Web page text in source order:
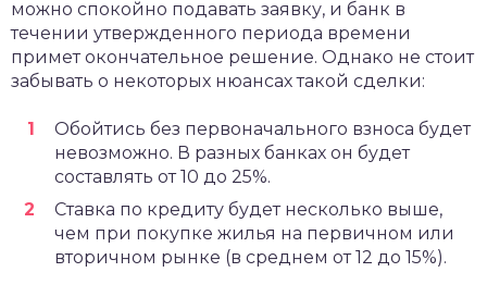
можно спокойно подавать заявку, и банк в
течении утвержденного периода времени
примет окончательное решение. Однако не стоит
забывать о некоторых нюансах такой сделки:
Обойтись без первоначального взноса будет
невозможно. В разных банках он будет
составлять от 10 до 25%.
Ставка по кредиту будет несколько выше,
чем при покупке жилья на первичном или
вторичном рынке (в среднем от 12 до 15%).